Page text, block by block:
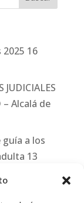
16
JUDICIALES
– Alcalá de
a los
13